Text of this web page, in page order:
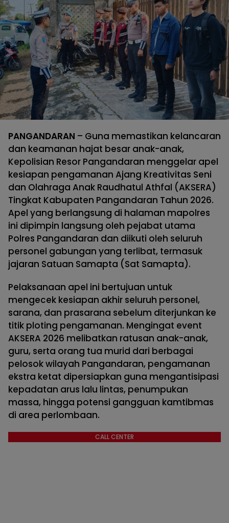
PANGANDARAN – Guna memastikan kelancaran
dan keamanan hajat besar anak-anak,
Kepolisian Resor Pangandaran menggelar apel
kesiapan pengamanan Ajang Kreativitas Seni
dan Olahraga Anak Raudhatul Athfal (AKSERA)
Tingkat Kabupaten Pangandaran Tahun 2026.
Apel yang berlangsung di halaman mapolres
ini dipimpin langsung oleh pejabat utama
Polres Pangandaran dan diikuti oleh seluruh
personel gabungan yang terlibat, termasuk
jajaran Satuan Samapta (Sat Samapta).
Pelaksanaan apel ini bertujuan untuk
mengecek kesiapan akhir seluruh personel,
sarana, dan prasarana sebelum diterjunkan ke
titik ploting pengamanan. Mengingat event
AKSERA 2026 melibatkan ratusan anak-anak,
guru, serta orang tua murid dari berbagai
pelosok wilayah Pangandaran, pengamanan
ekstra ketat dipersiapkan guna mengantisipasi
kepadatan arus lalu lintas, penumpukan
massa, hingga potensi gangguan kamtibmas
di area perlombaan.
CALL CENTER